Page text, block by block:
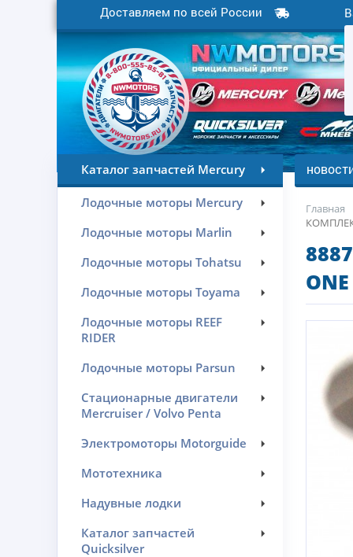
Доставляем по всей России
Каталог запчастей Mercury
Лодочные моторы Mercury
Лодочные моторы Marlin
Лодочные моторы Tohatsu
Лодочные моторы Toyama
Лодочные моторы REEF
RIDER
Лодочные моторы Parsun
Стационарные двигатели
Mercruiser / Volvo Penta
Электромоторы Motorguide
Мототехника
Надувные лодки
Каталог запчастей
Quicksilver
Главная